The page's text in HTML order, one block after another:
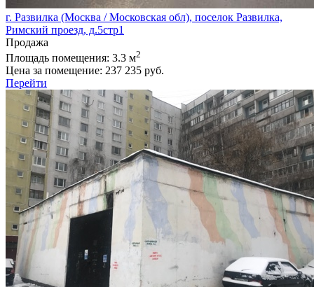
г. Развилка (Москва / Московская обл), поселок Развилка,
Римский проезд, д.5стр1
Продажа
Площадь помещения: 3.3 м2
Цена за помещение: 237 235 руб.
Перейти